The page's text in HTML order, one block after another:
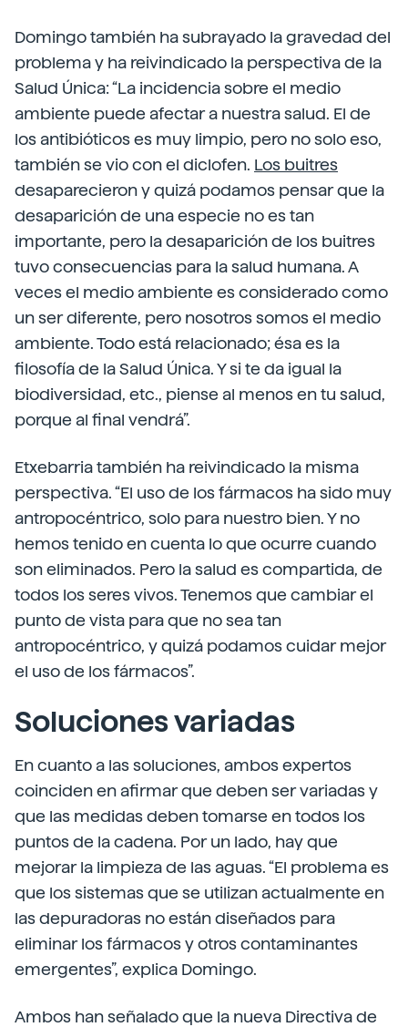
Domingo también ha subrayado la gravedad del
problema y ha reivindicado la perspectiva de la
Salud Única: “La incidencia sobre el medio
ambiente puede afectar a nuestra salud. El de
los antibióticos es muy limpio, pero no solo eso,
también se vio con el diclofen. Los buitres
desaparecieron y quizá podamos pensar que la
desaparición de una especie no es tan
importante, pero la desaparición de los buitres
tuvo consecuencias para la salud humana. A
veces el medio ambiente es considerado como
un ser diferente, pero nosotros somos el medio
ambiente. Todo está relacionado; ésa es la
filosofía de la Salud Única. Y si te da igual la
biodiversidad, etc., piense al menos en tu salud,
porque al final vendrá”.
Etxebarria también ha reivindicado la misma
perspectiva. “El uso de los fármacos ha sido muy
antropocéntrico, solo para nuestro bien. Y no
hemos tenido en cuenta lo que ocurre cuando
son eliminados. Pero la salud es compartida, de
todos los seres vivos. Tenemos que cambiar el
punto de vista para que no sea tan
antropocéntrico, y quizá podamos cuidar mejor
el uso de los fármacos”.
Soluciones variadas
En cuanto a las soluciones, ambos expertos
coinciden en afirmar que deben ser variadas y
que las medidas deben tomarse en todos los
puntos de la cadena. Por un lado, hay que
mejorar la limpieza de las aguas. “El problema es
que los sistemas que se utilizan actualmente en
las depuradoras no están diseñados para
eliminar los fármacos y otros contaminantes
emergentes”, explica Domingo.
Ambos han señalado que la nueva Directiva de